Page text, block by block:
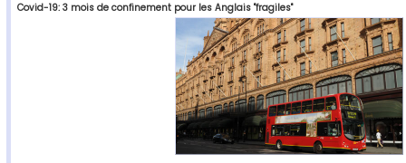
Covid-19: 3 mois de confinement pour les Anglais "fragiles"